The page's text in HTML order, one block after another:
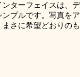
ターフェイスは、デ
プルです。写真をア
さに希望どおりのも